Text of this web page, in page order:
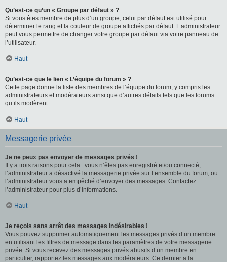
Qu’est-ce qu’un « Groupe par défaut » ?
Si vous êtes membre de plus d’un groupe, celui par défaut est utilisé pour
déterminer le rang et la couleur de groupe affichés par défaut. L’administrateur
peut vous permettre de changer votre groupe par défaut via votre panneau de
l’utilisateur.
Haut
Qu’est-ce que le lien « L’équipe du forum » ?
Cette page donne la liste des membres de l’équipe du forum, y compris les
administrateurs et modérateurs ainsi que d’autres détails tels que les forums
qu’ils modèrent.
Haut
Messagerie privée
Je ne peux pas envoyer de messages privés !
Il y a trois raisons pour cela : vous n’êtes pas enregistré et/ou connecté,
l’administrateur a désactivé la messagerie privée sur l’ensemble du forum, ou
l’administrateur vous a empêché d’envoyer des messages. Contactez
l’administrateur pour plus d’informations.
Haut
Je reçois sans arrêt des messages indésirables !
Vous pouvez supprimer automatiquement les messages privés d’un membre
en utilisant les filtres de message dans les paramètres de votre messagerie
privée. Si vous recevez des messages privés abusifs d’un membre en
particulier, rapportez les messages aux modérateurs. Ce dernier a la